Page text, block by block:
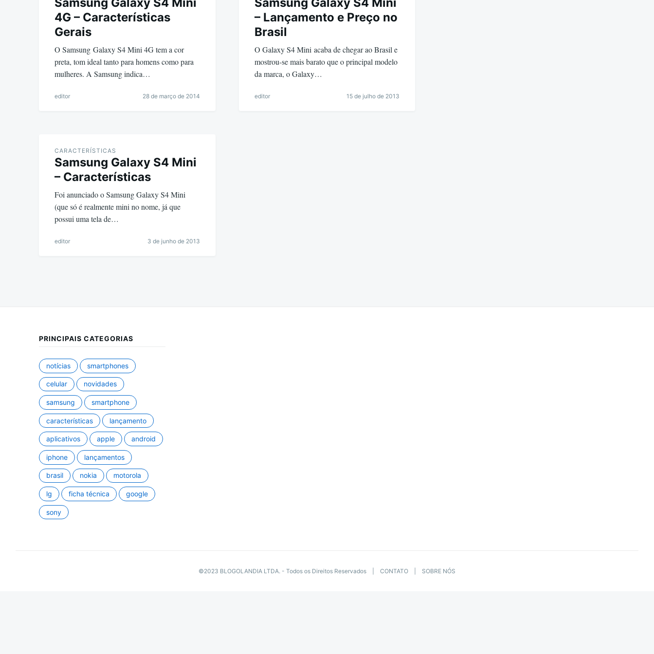
4G – Características
Gerais
O Samsung Galaxy S4 Mini 4G tem a cor
preta, tom ideal tanto para homens como para
mulheres. A Samsung indica…
editor 28 de março de 2014
– Lançamento e Preço no
Brasil
O Galaxy S4 Mini acaba de chegar ao Brasil e
mostrou-se mais barato que o principal modelo
da marca, o Galaxy…
editor 15 de julho de 2013
CARACTERÍSTICAS
Samsung Galaxy S4 Mini
– Características
Foi anunciado o Samsung Galaxy S4 Mini
(que só é realmente mini no nome, já que
possui uma tela de…
editor 3 de junho de 2013
PRINCIPAIS CATEGORIAS
notícias smartphones
celular novidades
samsung smartphone
características lançamento
aplicativos apple android
iphone lançamentos
brasil nokia motorola
lg ficha técnica google
sony
©2023 BLOGOLANDIA LTDA. - Todos os Direitos Reservados | CONTATO SOBRE NÓS